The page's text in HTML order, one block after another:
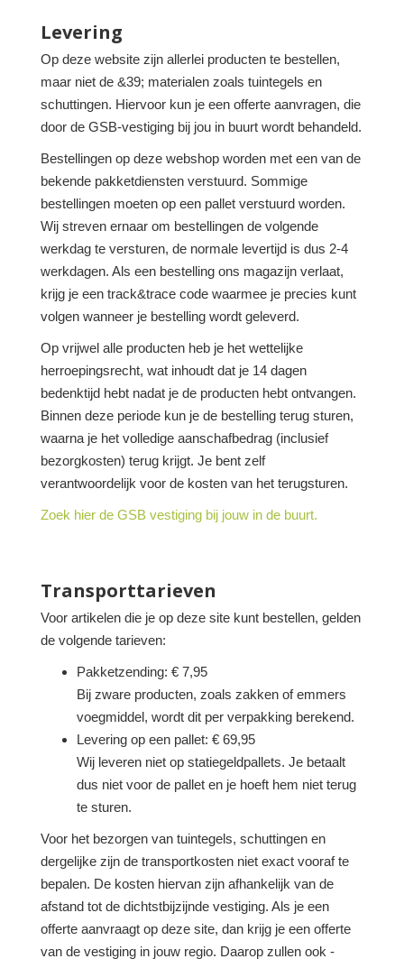
Levering
Op deze website zijn allerlei producten te bestellen,
maar niet de &39; materialen zoals tuintegels en
schuttingen. Hiervoor kun je een offerte aanvragen, die
door de GSB-vestiging bij jou in buurt wordt behandeld.
Bestellingen op deze webshop worden met een van de
bekende pakketdiensten verstuurd. Sommige
bestellingen moeten op een pallet verstuurd worden.
Wij streven ernaar om bestellingen de volgende
werkdag te versturen, de normale levertijd is dus 2-4
werkdagen. Als een bestelling ons magazijn verlaat,
krijg je een track&trace code waarmee je precies kunt
volgen wanneer je bestelling wordt geleverd.
Op vrijwel alle producten heb je het wettelijke
herroepingsrecht, wat inhoudt dat je 14 dagen
bedenktijd hebt nadat je de producten hebt ontvangen.
Binnen deze periode kun je de bestelling terug sturen,
waarna je het volledige aanschafbedrag (inclusief
bezorgkosten) terug krijgt. Je bent zelf
verantwoordelijk voor de kosten van het terugsturen.
Zoek hier de GSB vestiging bij jouw in de buurt.
Transporttarieven
Voor artikelen die je op deze site kunt bestellen, gelden
de volgende tarieven:
Pakketzending: € 7,95
Bij zware producten, zoals zakken of emmers
voegmiddel, wordt dit per verpakking berekend.
Levering op een pallet: € 69,95
Wij leveren niet op statiegeldpallets. Je betaalt
dus niet voor de pallet en je hoeft hem niet terug
te sturen.
Voor het bezorgen van tuintegels, schuttingen en
dergelijke zijn de transportkosten niet exact vooraf te
bepalen. De kosten hiervan zijn afhankelijk van de
afstand tot de dichtstbijzijnde vestiging. Als je een
offerte aanvraagt op deze site, dan krijg je een offerte
van de vestiging in jouw regio. Daarop zullen ook -